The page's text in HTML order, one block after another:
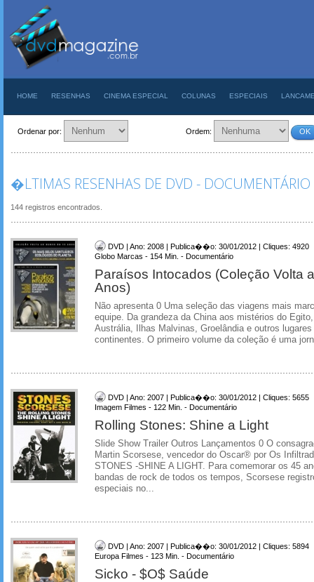
HOME RESENHAS CINEMA ESPECIAL COLUNAS ESPECIAIS
Ordenar por: Ordem: OK
�LTIMAS RESENHAS DE DVD - DOCUMENTÁRIO
144 registros encontrados.
DVD | Ano: 2008 | Publica��o: 30/01/2012 | Cliques: 4920
Globo Marcas - 154 Min. - Documentário
Paraísos Intocados (Coleção Volta
Anos)
Não apresenta 0 Uma seleção das viagens mais
equipe. Da grandeza da China aos mistérios do
Austrália, Ilhas Malvinas, Groelândia e outros
continentes. O primeiro volume da coleção é uma
DVD | Ano: 2007 | Publica��o: 30/01/2012 | Cliques: 5655
Imagem Filmes - 122 Min. - Documentário
Rolling Stones: Shine a Light
Slide Show Trailer Outros Lançamentos 0 O
Martin Scorsese, vencedor do Oscar® por Os
STONES -SHINE A LIGHT. Para comemorar os 45
bandas de rock de todos os tempos, Scorsese
especiais no...
DVD | Ano: 2007 | Publica��o: 30/01/2012 | Cliques: 5894
Europa Filmes - 123 Min. - Documentário
Sicko - $O$ Saúde